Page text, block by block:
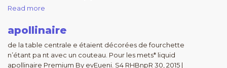
Read more
apollinaire
de la table centrale e étaient décorées de fourchette
n’étant pa nt avec un couteau. Pour les mets* liquid
apollinaire Premium By evEueni. S4 RHBnpR 30, 2015 |